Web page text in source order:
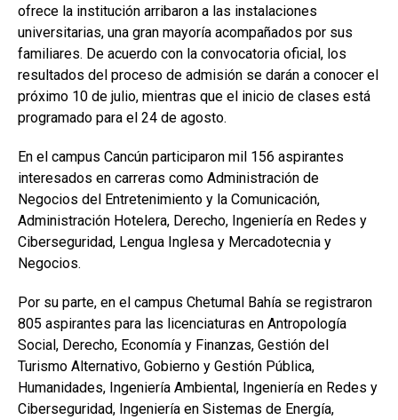
ofrece la institución arribaron a las instalaciones
universitarias, una gran mayoría acompañados por sus
familiares. De acuerdo con la convocatoria oficial, los
resultados del proceso de admisión se darán a conocer el
próximo 10 de julio, mientras que el inicio de clases está
programado para el 24 de agosto.
En el campus Cancún participaron mil 156 aspirantes
interesados en carreras como Administración de
Negocios del Entretenimiento y la Comunicación,
Administración Hotelera, Derecho, Ingeniería en Redes y
Ciberseguridad, Lengua Inglesa y Mercadotecnia y
Negocios.
Por su parte, en el campus Chetumal Bahía se registraron
805 aspirantes para las licenciaturas en Antropología
Social, Derecho, Economía y Finanzas, Gestión del
Turismo Alternativo, Gobierno y Gestión Pública,
Humanidades, Ingeniería Ambiental, Ingeniería en Redes y
Ciberseguridad, Ingeniería en Sistemas de Energía,